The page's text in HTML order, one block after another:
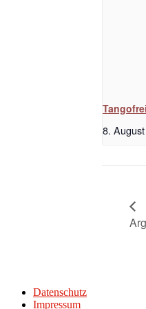
8.
Datenschutz
Impressum